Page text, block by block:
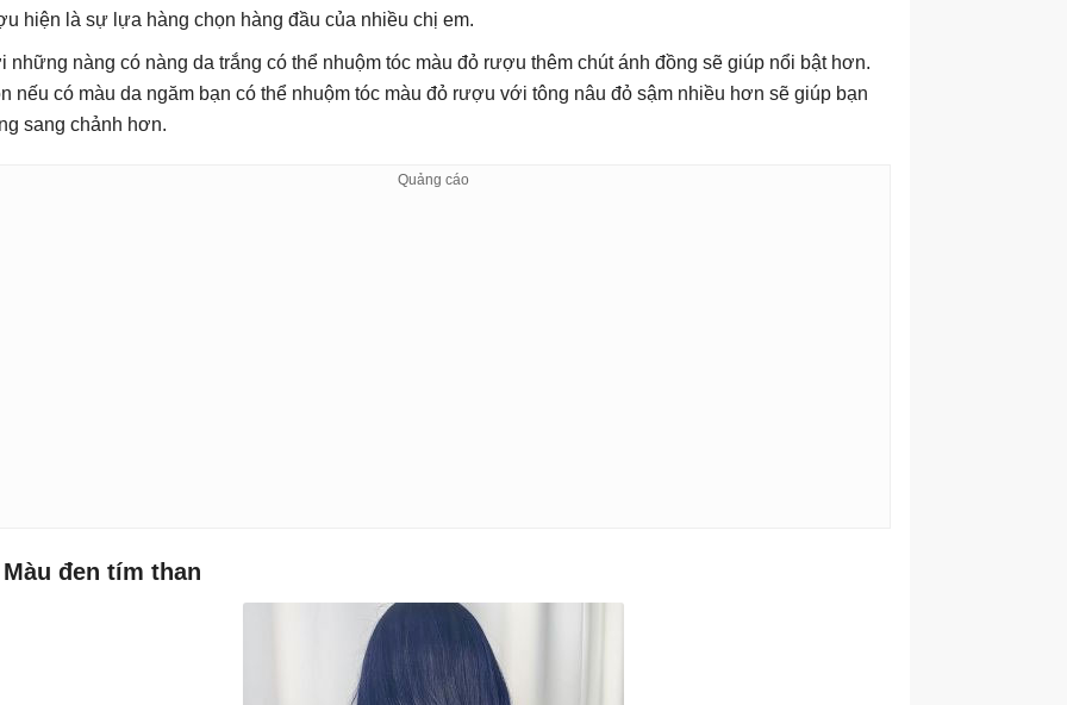
hiện là sự lựa hàng chọn hàng đầu của nhiều chị em.
những nàng có nàng da trắng có thể nhuộm tóc màu đỏ rượu thêm chút ánh đồng sẽ giúp nổi bật hơn.
nếu có màu da ngăm bạn có thể nhuộm tóc màu đỏ rượu với tông nâu đỏ sậm nhiều hơn sẽ giúp bạn
sang chảnh hơn.
đen tím than